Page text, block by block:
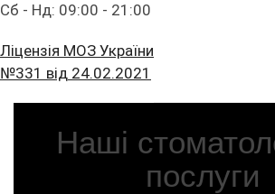
ПРИКЛАДИ РОБІТ
БЛОГ
ПАЦІЄНТУ
Сб - Нд: 09:00 - 21:00
Ліцензія МОЗ України
№331 від 24.02.2021
Прокласти маршрут
Прайс стоматологічних
Наші
послуги